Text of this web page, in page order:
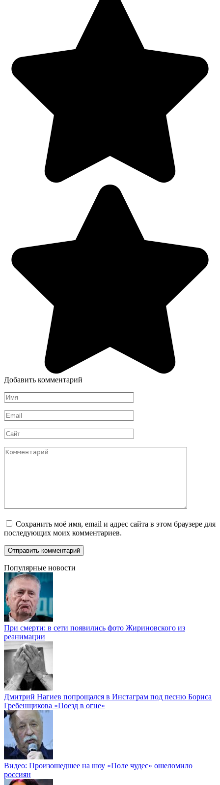
Добавить комментарий
Имя
*
Email
*
Сайт
Комментарий
Сохранить моё имя, email и адрес сайта в этом браузере для
последующих моих комментариев.
Популярные новости
При смерти: в сети появились фото Жириновского из
реанимации
Дмитрий Нагиев попрощался в Инстаграм под песню Бориса
Гребенщикова «Поезд в огне»
Видео: Произошедшее на шоу «Поле чудес» ошеломило
россиян